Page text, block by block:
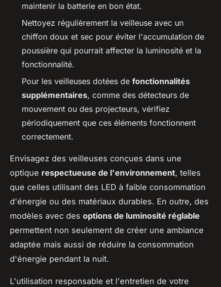
maintenir la batterie en bon état.
Nettoyez régulièrement la veilleuse avec un
chiffon doux et sec pour éviter l'accumulation de
poussière qui pourrait affecter la luminosité et la
fonctionnalité.
Pour les veilleuses dotées de fonctionnalités
supplémentaires, comme des détecteurs de
mouvement ou des projecteurs, vérifiez
périodiquement que ces éléments fonctionnent
correctement.
Envisagez des veilleuses conçues dans une
optique respectueuse de l'environnement, telles
que celles utilisant des LED à faible consommation
d'énergie ou des matériaux durables. En outre, des
modèles avec des options de luminosité réglable
permettent non seulement de créer une ambiance
adaptée mais aussi de réduire la consommation
d'énergie pendant la nuit.
L'utilisation responsable et l'entretien de votre